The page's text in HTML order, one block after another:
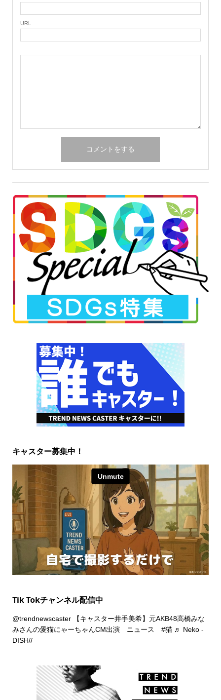
URL
キャスター募集中！
Tik Tokチャンネル配信中
@trendnewscaster【キャスター井手美希】元AKB48高橋みな
みさんの愛猫にゃーちゃんCM出演 ニュース #猫 ♬ Neko -
DISH//